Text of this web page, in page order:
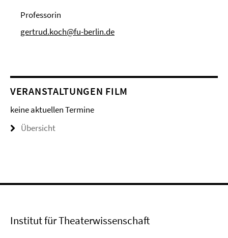
Professorin
gertrud.koch@fu-berlin.de
VERANSTALTUNGEN FILM
keine aktuellen Termine
Übersicht
Institut für Theaterwissenschaft